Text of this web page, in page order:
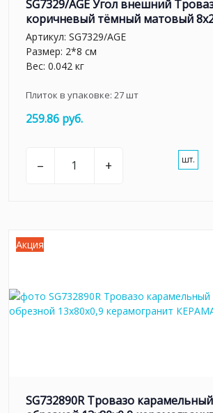
SG7329/AGE Угол внешний
коричневый тёмный матовый
Артикул: SG7329/AGE
Размер: 2*8 см
Вес: 0.042 кг
Плиток в упаковке: 27шт
259.86 руб.
– + шт.
Акция
SG732890R Тровазо